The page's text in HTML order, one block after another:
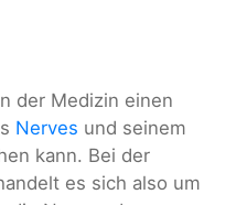
der Medizin einen
Nerves und seinem
kann. Bei der
es sich also um